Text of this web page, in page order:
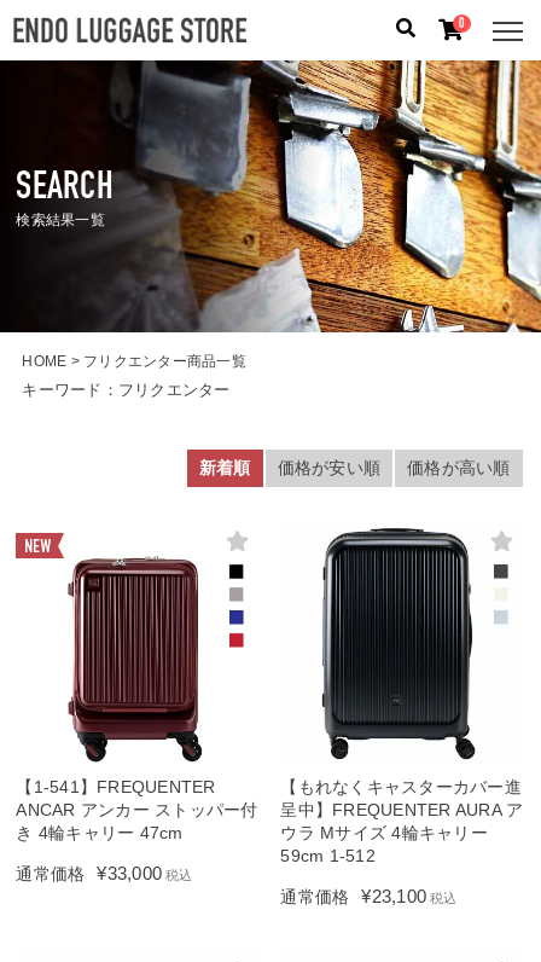
人気のキーワード： 誕生日プレゼント/ フリクエン タ
機内持込
カテゴリから探す
ブランドから探す
容量から探す
泊数から探す
円 〜 円
0
SEARCH
検索結果一覧
HOME フリクエンター商品一覧
キーワード： フリクエンター
価格が安い順 価格が高い順
新着順
【1-541】FREQUENTER
ANCAR アンカー ストッパー付
き 4輪キャリー 47cm
通常価格 ¥33,000 税込
【もれなくキャスターカバー進
呈中】FREQUENTER AURA ア
ウラ Mサイズ 4輪キャリー
59cm 1-512
通常価格 ¥23,100 税込